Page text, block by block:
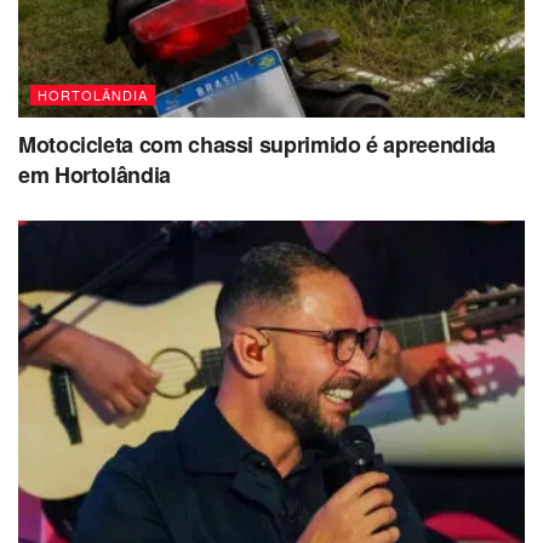
HORTOLÂNDIA
Motocicleta com chassi suprimido é apreendida
em Hortolândia